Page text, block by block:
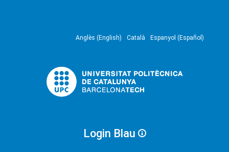
Anglès (English) Català Espanyol (Español)
Login Blau